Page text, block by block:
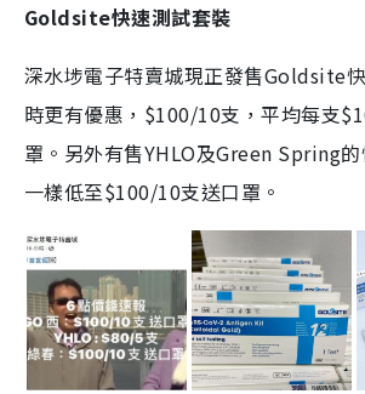
Goldsite快速測試套裝
深水埗電子特賣城現正發售Goldsite
時更有優惠，$100/10支，平均每支
罩。另外有售YHLO及Green Spring的
一樣低至$100/10支送口罩。